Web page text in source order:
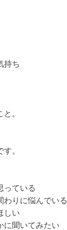
持ち
。
。
っている
わりに悩んでいる
しい
に聞いてみたい